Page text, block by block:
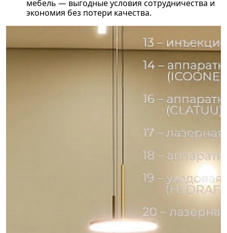
мебель — выгодные условия сотрудничества и
экономия без потери качества.